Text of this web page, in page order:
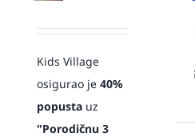
Kids Village
osigurao je40%
popustauz
"Porodičnu 3